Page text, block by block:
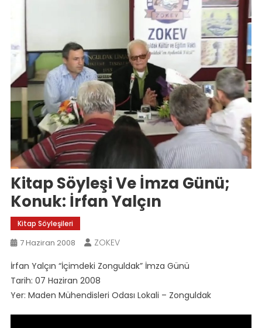
Kitap Söyleşi Ve İmza Günü;
Konuk: İrfan Yalçın
Kitap Söyleşileri
7 Haziran 2008
ZOKEV
İrfan Yalçın “İçimdeki Zonguldak” İmza Günü
Tarih: 07 Haziran 2008
Yer: Maden Mühendisleri Odası Lokali – Zonguldak